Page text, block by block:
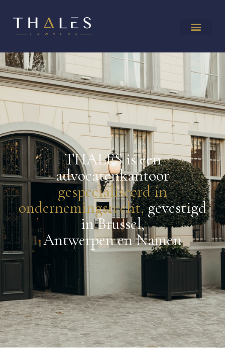
THALES is een
advocatenkantoor
gespecialiseerd in
ondernemingsrecht,gevestigd
in Brussel,
Antwerpen en Namen